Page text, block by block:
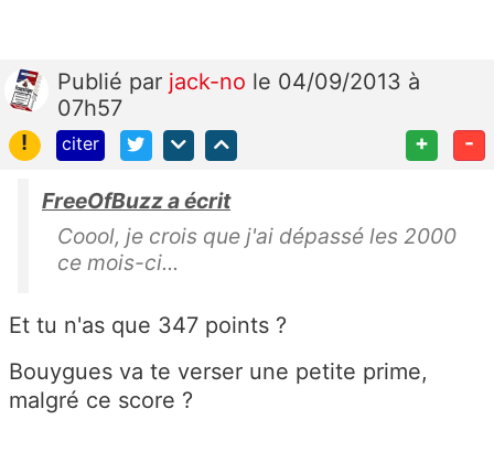
Publié par jack-no le 04/09/2013 à
07h57
!
citer + -
FreeOfBuzz a écrit
Coool, je crois que j'ai dépassé les 2000
ce mois-ci...
Et tu n'as que 347 points ?
Bouygues va te verser une petite prime,
malgré ce score ?